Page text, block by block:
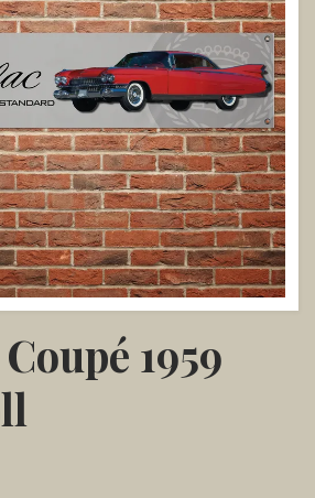
1959